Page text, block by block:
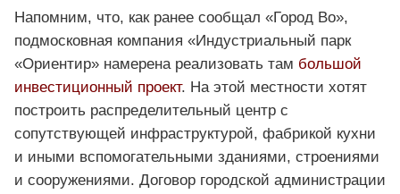
Напомним, что, как ранее сообщал «Город Во»,
подмосковная компания «Индустриальный парк
«Ориентир» намерена реализовать там большой
инвестиционный проект. На этой местности хотят
построить распределительный центр с
сопутствующей инфраструктурой, фабрикой кухни
и иными вспомогательными зданиями, строениями
и сооружениями. Договор городской администрации